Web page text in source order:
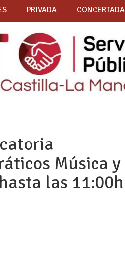
PRIVADA CONCERTADA
Música y
las 11:00h